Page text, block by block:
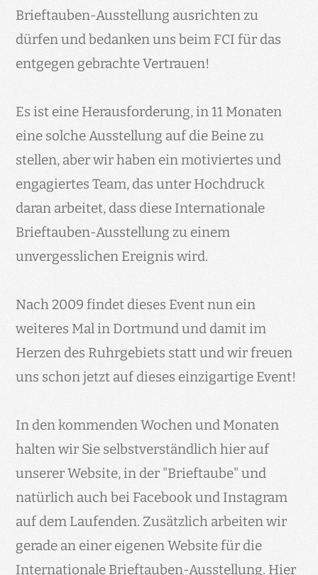
Brieftauben-Ausstellung ausrichten zu
dürfen und bedanken uns beim FCI für das
entgegen gebrachte Vertrauen!
Es ist eine Herausforderung, in 11 Monaten
eine solche Ausstellung auf die Beine zu
stellen, aber wir haben ein motiviertes und
engagiertes Team, das unter Hochdruck
daran arbeitet, dass diese Internationale
Brieftauben-Ausstellung zu einem
unvergesslichen Ereignis wird.
Nach 2009 findet dieses Event nun ein
weiteres Mal in Dortmund und damit im
Herzen des Ruhrgebiets statt und wir freuen
uns schon jetzt auf dieses einzigartige Event!
In den kommenden Wochen und Monaten
halten wir Sie selbstverständlich hier auf
unserer Website, in der "Brieftaube" und
natürlich auch bei Facebook und Instagram
auf dem Laufenden. Zusätzlich arbeiten wir
gerade an einer eigenen Website für die
Internationale Brieftauben-Ausstellung. Hier